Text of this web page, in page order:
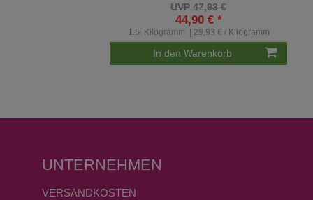
UVP 47,93 €
44,90 € *
1.5 Kilogramm | 29,93 € / Kilogramm
In den Warenkorb
UNTERNEHMEN
VERSANDKOSTEN